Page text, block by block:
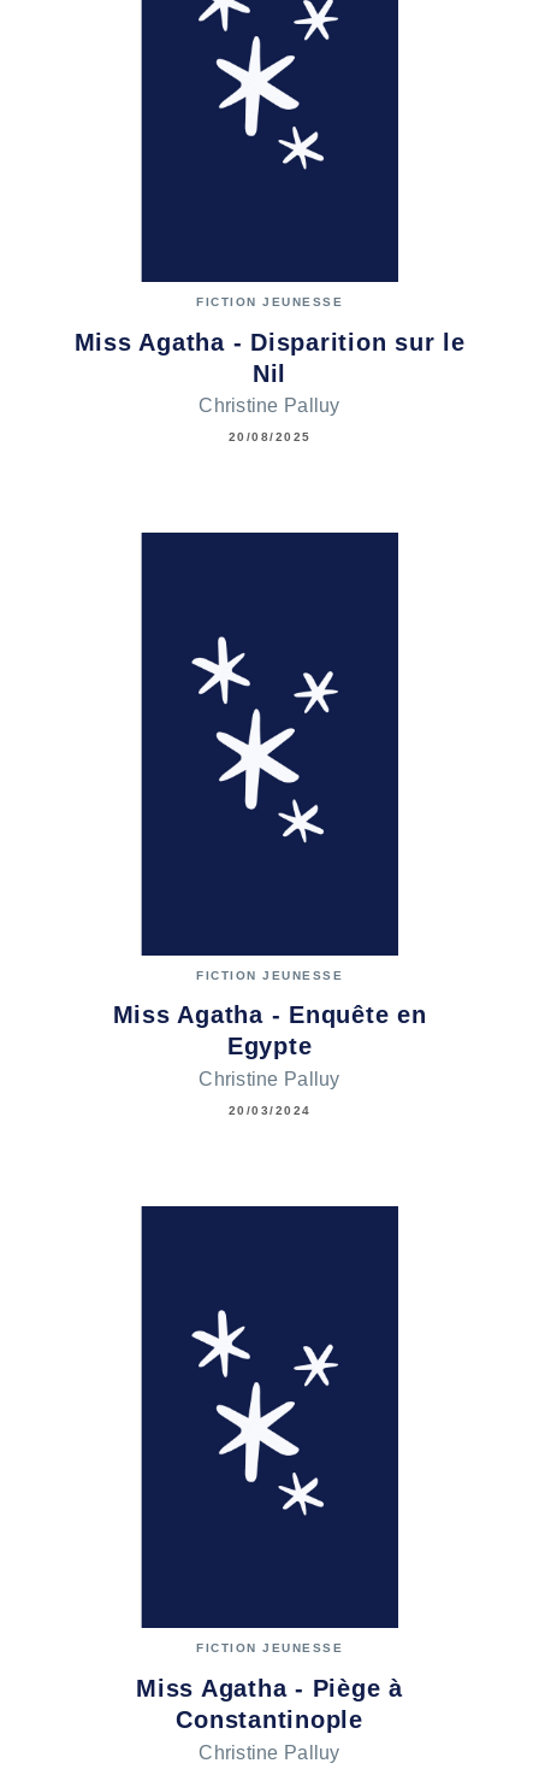
FICTION JEUNESSE
Miss Agatha - Disparition sur le
Nil
Christine Palluy
20/08/2025
FICTION JEUNESSE
Miss Agatha - Enquête en
Egypte
Christine Palluy
20/03/2024
FICTION JEUNESSE
Miss Agatha - Piège à
Constantinople
Christine Palluy